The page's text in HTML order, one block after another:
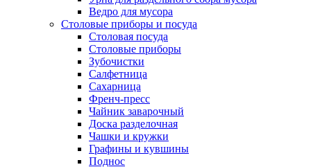
Ведро для мусора
Столовые приборы и посуда
Столовая посуда
Столовые приборы
Зубочистки
Салфетница
Сахарница
Френч-пресс
Чайник заварочный
Доска разделочная
Чашки и кружки
Графины и кувшины
Поднос